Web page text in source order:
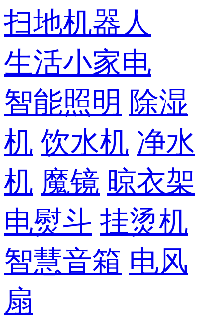
扫地机器人
生活小家电
智能照明 除湿
机 饮水机 净水
机 魔镜 晾衣架
电熨斗 挂烫机
智慧音箱 电风
扇